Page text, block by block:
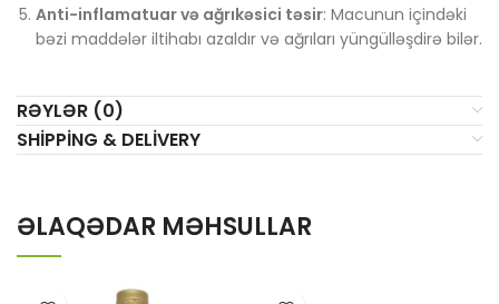
Anti-inflamatuar və ağrıkəsici təsir: Macunun içindəki
bəzi maddələr iltihabı azaldır və ağrıları yüngülləşdirə bilər.
RƏYLƏR (0)
SHIPPING & DELIVERY
ƏLAQƏDAR MƏHSULLAR